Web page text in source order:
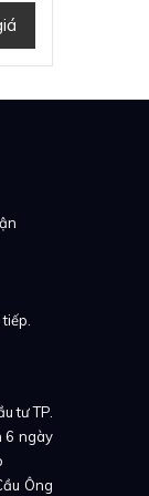
tư TP.
6 ngày
Ông